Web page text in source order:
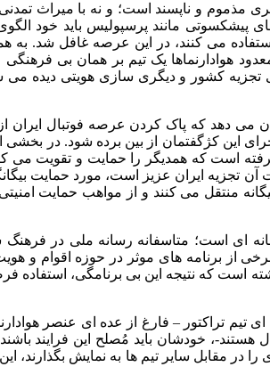
مذموم و ناپسند است؛ و نه با میراث
پیشکسوتی مانند پرسپولیس باید خود
می کنند، در این عرصه غافل شد. به
هوادارنماها یک تیم بر همان بی
برای تجزیه کشور و دیگری سازی هویتی
و توهین آمیز در ورزشگاه های کشور در ۱۵ سال اخیر نشان می
این کژگفتمان از بین برده شود. در
است که همدیگر را حمایت و تقویت می
تجزیه ایران عزیز است، مورد حمایت
منتقل می کنند و از مواهب حمایت
ای است؛ متاسفانه رسانه ملی در فرهنگ
برنامه های موثر در حوزه اقوام و
است که نتیجه این بی برنامگی، استفاده
تیم تراکتور – فارغ از عده ای عنصر
، خودشان باید مُصلح این فرایند
مقابل سایر تیم ها به نمایش بگذارند،